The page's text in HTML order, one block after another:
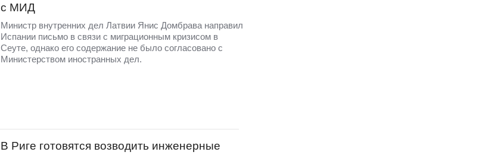
с МИД
Министр внутренних дел Латвии Янис Домбрава направил
Испании письмо в связи с миграционным кризисом в
Сеуте, однако его содержание не было согласовано с
Министерством иностранных дел.
В Риге готовятся возводить инженерные